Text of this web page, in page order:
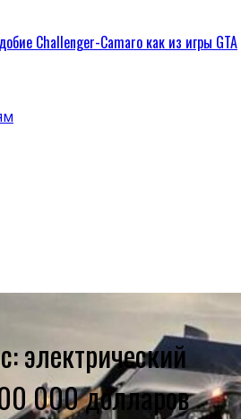
Challenger-Camaro как из игры GTA
электрический
000 долларов